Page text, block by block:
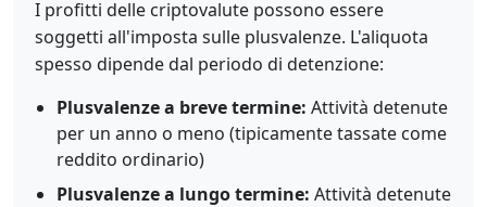
I profitti delle criptovalute possono essere
soggetti all'imposta sulle plusvalenze. L'aliquota
spesso dipende dal periodo di detenzione:
Plusvalenze a breve termine: Attività detenute
per un anno o meno (tipicamente tassate come
reddito ordinario)
Plusvalenze a lungo termine: Attività detenute